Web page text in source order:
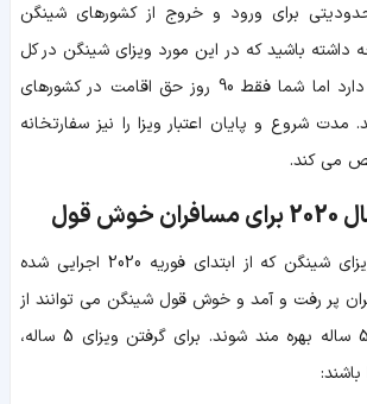
محدودیتی برای ورود و خروج از کشورهای شینگن
داشته باشید که در این مورد ویزای شینگن در کل
180 روز اعتبار دارد اما شما فقط 90 روز حق اقامت در کشورهای
مدت شروع و پایان اعتبار ویزا را نیز سفارتخانه
می کند.
قول
طبق قوانین جدید ویزای شینگن که از ابتدای فوریه 2020 اجرایی شده
پر رفت و آمد و خوش قول شینگن می توانند از
ویزای چند بار ورود 5 ساله بهره مند شوند. برای گرفتن ویزای 5 ساله،
باشند: